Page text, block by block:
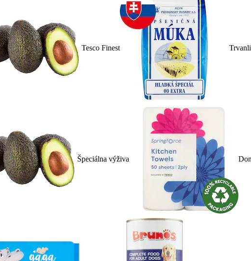
Tesco Finest
Špeciálna výživa